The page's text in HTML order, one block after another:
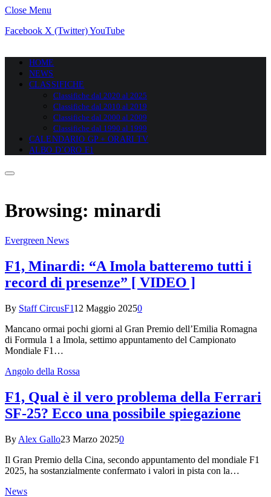
Close Menu
Facebook X (Twitter)YouTube
HOME
NEWS
CLASSIFICHE
Classifiche dal 2020 al 2025
Classifiche dal 2010 al 2019
Classifiche dal 2000 al 2009
Classifiche dal 1990 al 1999
CALENDARIO GP + ORARI TV
ALBO D’ORO F1
Browsing: minardi
Evergreen News
F1, Minardi: “A Imola batteremo tutti i
record di presenze” [ VIDEO ]
By Staff CircusF112 Maggio 20250
Mancano ormai pochi giorni al Gran Premio dell’Emilia Romagna
di Formula 1 a Imola, settimo appuntamento del Campionato
Mondiale F1…
Angolo della Rossa
F1, Qual è il vero problema della Ferrari
SF-25? Ecco una possibile spiegazione
By Alex Gallo23 Marzo 20250
Il Gran Premio della Cina, secondo appuntamento del mondiale F1
2025, ha sostanzialmente confermato i valori in pista con la…
News